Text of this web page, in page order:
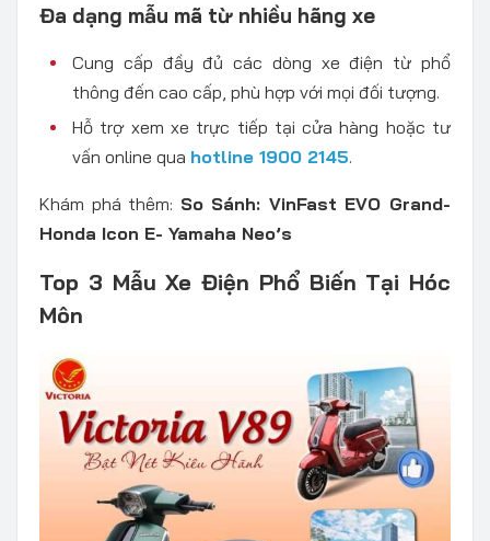
Đa dạng mẫu mã từ nhiều hãng xe
Cung cấp đầy đủ các dòng xe điện từ phổ
thông đến cao cấp, phù hợp với mọi đối tượng.
Hỗ trợ xem xe trực tiếp tại cửa hàng hoặc tư
vấn online qua hotline 1900 2145.
Khám phá thêm: So Sánh: VinFast EVO Grand-
Honda Icon E- Yamaha Neo’s
Top 3 Mẫu Xe Điện Phổ Biến Tại Hóc
Môn